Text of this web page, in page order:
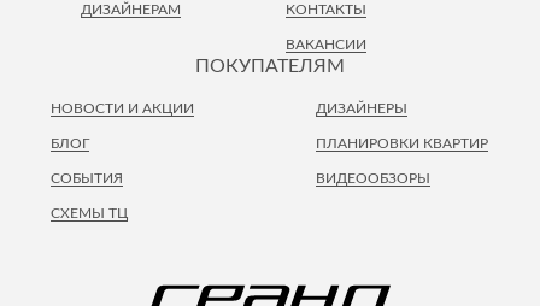
ПОКУПАТЕЛЯМ
НОВОСТИ И АКЦИИ
ПЛАНИРОВКИ КВАРТИР
ВИДЕООБЗОРЫ
БЛОГ
СОБЫТИЯ
СХЕМЫ ТЦ
ДИЗАЙНЕРЫ
ДИЗАЙНЕРАМ КОНТАКТЫ
ВАКАНСИИ